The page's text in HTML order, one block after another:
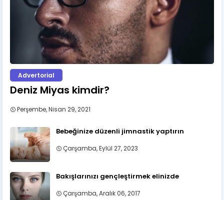
Advertorial
Deniz Miyas kimdir?
Perşembe, Nisan 29, 2021
Bebeğinize düzenli jimnastik yaptırın
Çarşamba, Eylül 27, 2023
Bakışlarınızı gençleştirmek elinizde
Çarşamba, Aralık 06, 2017